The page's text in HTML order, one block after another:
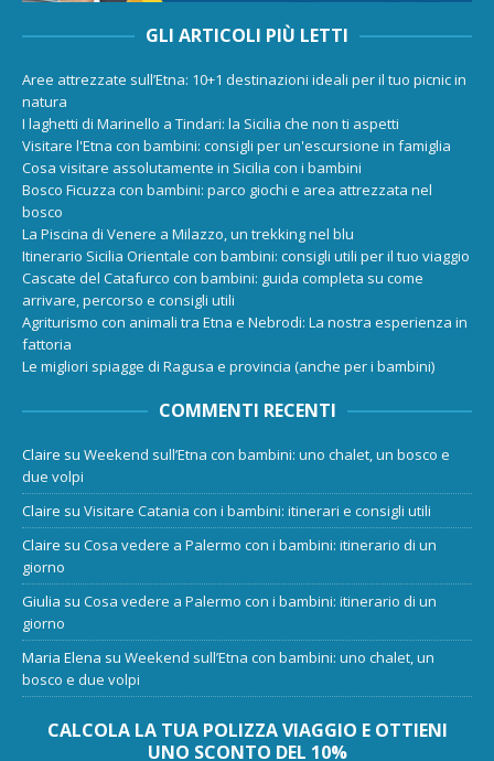
GLI ARTICOLI PIÙ LETTI
Aree attrezzate sull’Etna: 10+1 destinazioni ideali per il tuo picnic in
natura
I laghetti di Marinello a Tindari: la Sicilia che non ti aspetti
Visitare l'Etna con bambini: consigli per un'escursione in famiglia
Cosa visitare assolutamente in Sicilia con i bambini
Bosco Ficuzza con bambini: parco giochi e area attrezzata nel
bosco
La Piscina di Venere a Milazzo, un trekking nel blu
Itinerario Sicilia Orientale con bambini: consigli utili per il tuo viaggio
Cascate del Catafurco con bambini: guida completa su come
arrivare, percorso e consigli utili
Agriturismo con animali tra Etna e Nebrodi: La nostra esperienza in
fattoria
Le migliori spiagge di Ragusa e provincia (anche per i bambini)
COMMENTI RECENTI
Claire su Weekend sull’Etna con bambini: uno chalet, un bosco e
due volpi
Claire su Visitare Catania con i bambini: itinerari e consigli utili
Claire su Cosa vedere a Palermo con i bambini: itinerario di un
giorno
Giulia su Cosa vedere a Palermo con i bambini: itinerario di un
giorno
Maria Elena su Weekend sull’Etna con bambini: uno chalet, un
bosco e due volpi
CALCOLA LA TUA POLIZZA VIAGGIO E OTTIENI
UNO SCONTO DEL 10%